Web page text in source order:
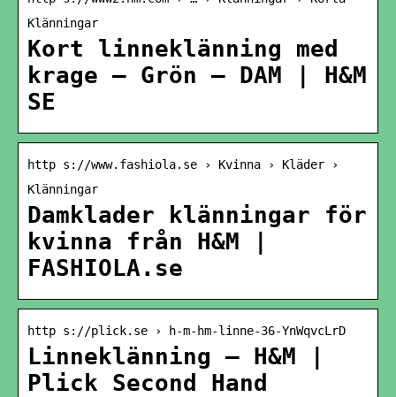
Klänningar
Kort linneklänning med
krage – Grön – DAM | H&M
SE
http s://www.fashiola.se › Kvinna › Kläder ›
Klänningar
Damklader klänningar för
kvinna från H&M |
FASHIOLA.se
http s://plick.se › h-m-hm-linne-36-YnWqvcLrD
Linneklänning – H&M |
Plick Second Hand